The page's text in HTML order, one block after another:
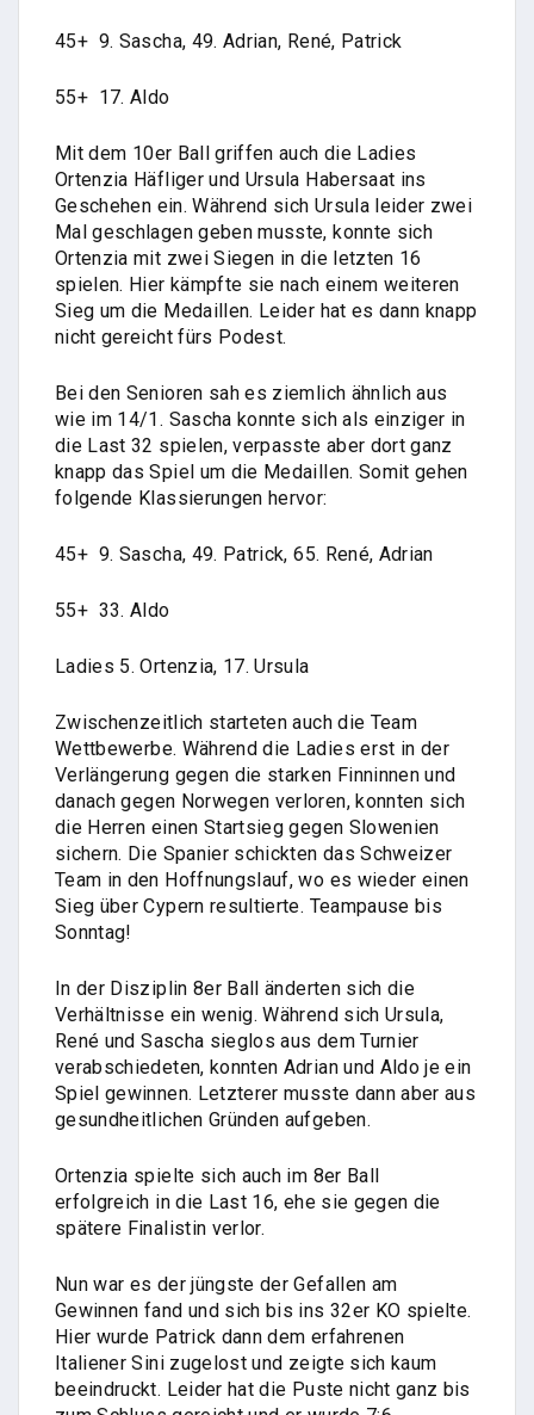
45+ 9. Sascha, 49. Adrian, René, Patrick
55+ 17. Aldo
Mit dem 10er Ball griffen auch die Ladies
Ortenzia Häfliger und Ursula Habersaat ins
Geschehen ein. Während sich Ursula leider zwei
Mal geschlagen geben musste, konnte sich
Ortenzia mit zwei Siegen in die letzten 16
spielen. Hier kämpfte sie nach einem weiteren
Sieg um die Medaillen. Leider hat es dann knapp
nicht gereicht fürs Podest.
Bei den Senioren sah es ziemlich ähnlich aus
wie im 14/1. Sascha konnte sich als einziger in
die Last 32 spielen, verpasste aber dort ganz
knapp das Spiel um die Medaillen. Somit gehen
folgende Klassierungen hervor:
45+ 9. Sascha, 49. Patrick, 65. René, Adrian
55+ 33. Aldo
Ladies 5. Ortenzia, 17. Ursula
Zwischenzeitlich starteten auch die Team
Wettbewerbe. Während die Ladies erst in der
Verlängerung gegen die starken Finninnen und
danach gegen Norwegen verloren, konnten sich
die Herren einen Startsieg gegen Slowenien
sichern. Die Spanier schickten das Schweizer
Team in den Hoffnungslauf, wo es wieder einen
Sieg über Cypern resultierte. Teampause bis
Sonntag!
In der Disziplin 8er Ball änderten sich die
Verhältnisse ein wenig. Während sich Ursula,
René und Sascha sieglos aus dem Turnier
verabschiedeten, konnten Adrian und Aldo je ein
Spiel gewinnen. Letzterer musste dann aber aus
gesundheitlichen Gründen aufgeben.
Ortenzia spielte sich auch im 8er Ball
erfolgreich in die Last 16, ehe sie gegen die
spätere Finalistin verlor.
Nun war es der jüngste der Gefallen am
Gewinnen fand und sich bis ins 32er KO spielte.
Hier wurde Patrick dann dem erfahrenen
Italiener Sini zugelost und zeigte sich kaum
beeindruckt. Leider hat die Puste nicht ganz bis